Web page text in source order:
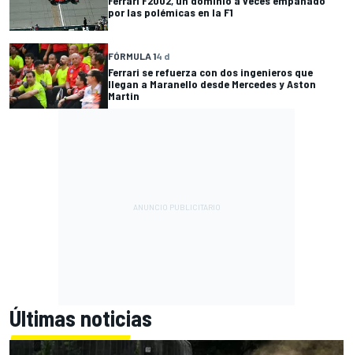
por las polémicas en la F1
FÓRMULA 14 d
Ferrari se refuerza con dos ingenieros que
llegan a Maranello desde Mercedes y Aston
Martin
Últimas noticias